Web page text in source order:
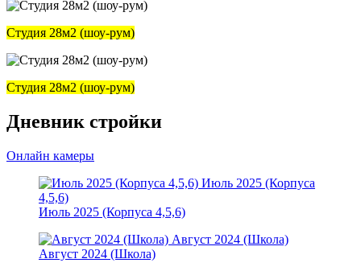
Студия 28м2 (шоу-рум)
Студия 28м2 (шоу-рум)
Дневник стройки
Онлайн камеры
Июль 2025 (Корпуса
4,5,6)
Июль 2025 (Корпуса 4,5,6)
Август 2024 (Школа)
Август 2024 (Школа)